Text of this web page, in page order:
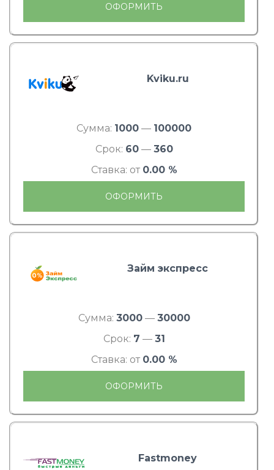
ОФОРМИТЬ
Kviku.ru
Сумма: 1000 — 100000
Срок: 60— 360
Ставка: от 0.00 %
ОФОРМИТЬ
Займ экспресс
Сумма: 3000— 30000
Срок: 7 — 31
Ставка: от 0.00 %
ОФОРМИТЬ
Fastmoney